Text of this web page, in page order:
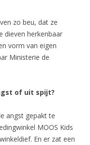
zo beu, dat ze
dieven herkenbaar
vorm van eigen
Ministerie de
of uit spijt?
angst gepakt te
MOOS Kids
En er zat een